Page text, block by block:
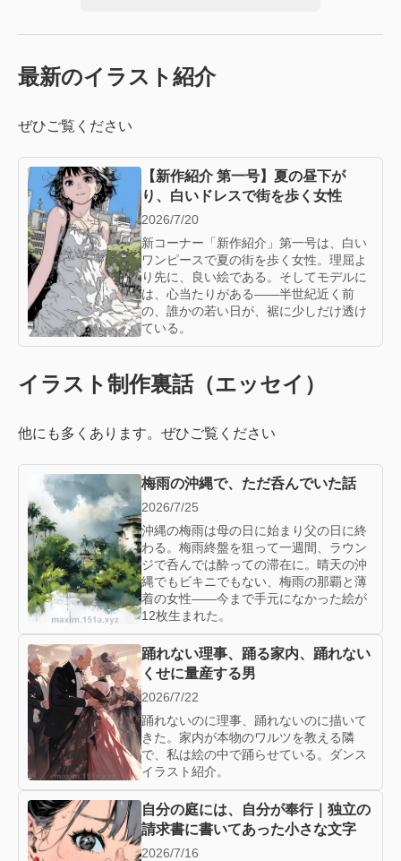
最新のイラスト紹介
ぜひご覧ください
【新作紹介 第一号】夏の昼下が
り、白いドレスで街を歩く女性
2026/7/20
新コーナー「新作紹介」第一号は、白い
ワンピースで夏の街を歩く女性。理屈よ
り先に、良い絵である。そしてモデルに
は、心当たりがある——半世紀近く前
の、誰かの若い日が、裾に少しだけ透け
ている。
イラスト制作裏話（エッセイ）
他にも多くあります。ぜひご覧ください
梅雨の沖縄で、ただ呑んでいた話
2026/7/25
沖縄の梅雨は母の日に始まり父の日に終
わる。梅雨終盤を狙って一週間、ラウン
ジで呑んでは酔っての滞在に。晴天の沖
縄でもビキニでもない、梅雨の那覇と薄
着の女性——今まで手元になかった絵が
12枚生まれた。
踊れない理事、踊る家内、踊れない
くせに量産する男
2026/7/22
踊れないのに理事、踊れないのに描いて
きた。家内が本物のワルツを教える隣
で、私は絵の中で踊らせている。ダンス
イラスト紹介。
自分の庭には、自分が奉行｜独立の
請求書に書いてあった小さな文字
2026/7/16